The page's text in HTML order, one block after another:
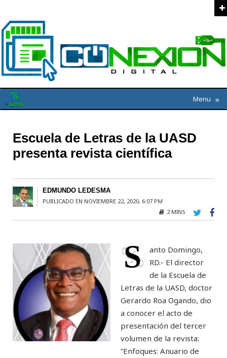
Menu ≡
Escuela de Letras de la UASD
presenta revista científica
EDMUNDO LEDESMA
PUBLICADO EN NOVIEMBRE 22, 2020, 6:07 PM
2 MINS
S
anto Domingo,
RD.- El director
de la Escuela de
Letras de la UASD, doctor
Gerardo Roa Ogando, dio
a conocer el acto de
presentación del tercer
volumen de la revista:
“Enfoques: Anuario de